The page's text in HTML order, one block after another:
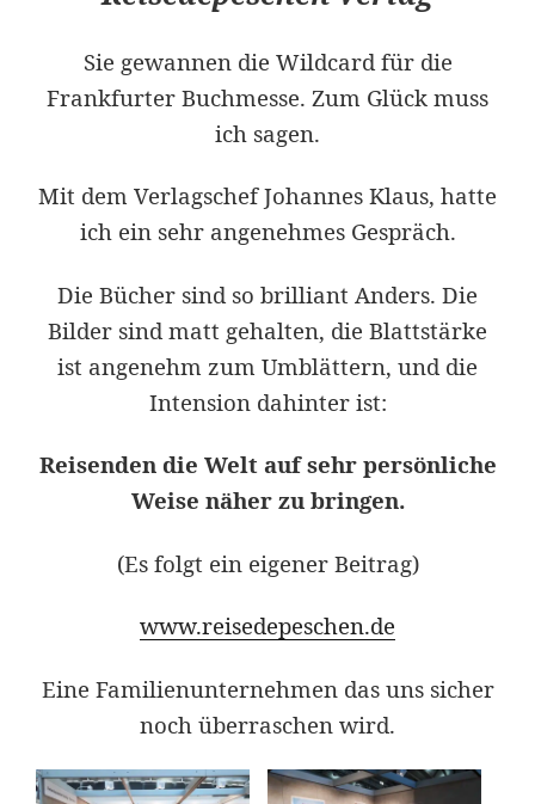
Sie gewannen die Wildcard für die
Frankfurter Buchmesse. Zum Glück muss
ich sagen.
Mit dem Verlagschef Johannes Klaus, hatte
ich ein sehr angenehmes Gespräch.
Die Bücher sind so brilliant Anders. Die
Bilder sind matt gehalten, die Blattstärke
ist angenehm zum Umblättern, und die
Intension dahinter ist:
Reisenden die Welt auf sehr persönliche
Weise näher zu bringen.
(Es folgt ein eigener Beitrag)
www.reisedepeschen.de
Eine Familienunternehmen das uns sicher
noch überraschen wird.